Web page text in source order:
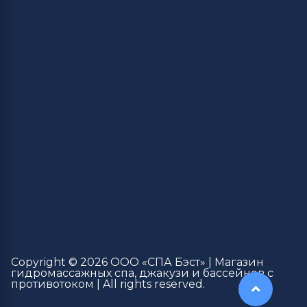
Copyright © 2026 ООО «СПА Бэст» | Магазин
гидромассажных спа, джакузи и бассейнов с
противотоком | All rights reserved.